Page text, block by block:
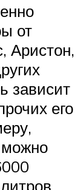
от
Аристон,
зависит
его
можно